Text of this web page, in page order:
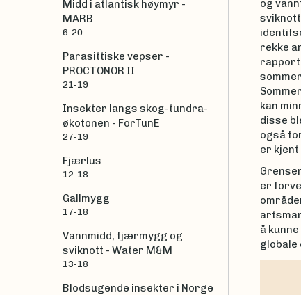
og
rekke
kan
disse
også
er kjent
er
å
globale
Midd i atlantisk høymyr -
MARB
6-20
Parasittiske vepser -
PROCTONOR II
21-19
Insekter langs skog-tundra-
økotonen - ForTunE
27-19
Fjærlus
12-18
Gallmygg
17-18
Vannmidd, fjærmygg og
sviknott - Water M&M
13-18
Blodsugende insekter i Norge